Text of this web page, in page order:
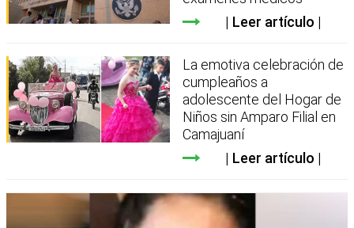
Leer artículo
La emotiva celebración de
cumpleaños a
adolescente del Hogar de
Niños sin Amparo Filial en
Camajuaní
Leer artículo